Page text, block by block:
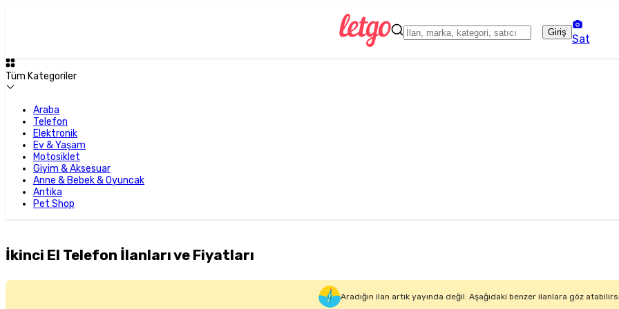
Giriş
Sat
Tüm Kategoriler
Araba
Telefon
Elektronik
Ev & Yaşam
Motosiklet
Giyim & Aksesuar
Anne & Bebek & Oyuncak
Antika
Pet Shop
İkinci El Telefon İlanları ve Fiyatları
Aradığın ilan artık yayında değil. Aşağıdaki benzer ilanlara göz